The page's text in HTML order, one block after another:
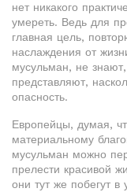
нет никакого
умереть. Ведь для
главная цель,
наслаждения от
мусульман, не
представляют,
опасность.
Европейцы, думая,
материальному
мусульман можно
прелести красивой
они тут же побегут в